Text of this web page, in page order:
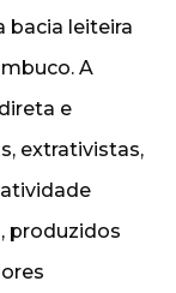
bacia leiteira
A
e
extrativistas,
produzidos